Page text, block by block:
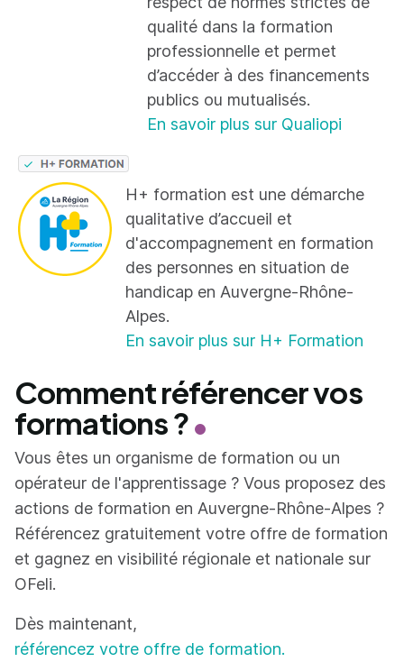
qualité dans la formation
professionnelle et permet
d’accéder à des financements
publics ou mutualisés.
En savoir plus sur Qualiopi
H+ formation est une démarche
qualitative d’accueil et
d'accompagnement en formation
des personnes en situation de
handicap en Auvergne-Rhône-
Alpes.
En savoir plus sur H+ Formation
Comment référencer vos
formations ?
Vous êtes un organisme de formation ou un
opérateur de l'apprentissage ? Vous proposez des
actions de formation en Auvergne-Rhône-Alpes ?
Référencez gratuitement votre offre de formation
et gagnez en visibilité régionale et nationale sur
OFeli.
Dès maintenant,
référencez votre offre de formation.